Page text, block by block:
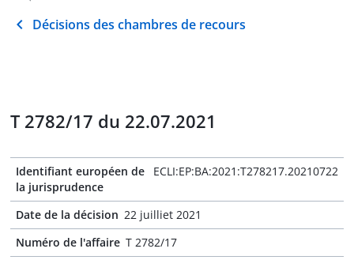
Décisions des chambres de recours
T 2782/17 du 22.07.2021
Identifiant européen de
la jurisprudence
ECLI:EP:BA:2021:T278217.20210722
Date de la décision 22 juilliet 2021
Numéro de l'affaire T 2782/17